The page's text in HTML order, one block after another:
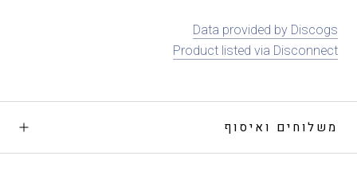
Data provided by Discogs
Product listed via Disconnect
משלוחים ואיסוף